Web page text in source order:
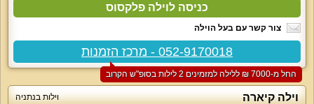
כניסה לוילה פלקסוס
צור קשר עם בעל הוילה
052-9170018 - מרכז הזמנות
החל מ-‏7000 ₪ ללילה למזמינים 2 לילות בסופ"ש הקרוב
וילה קיארה וילות בנתניה